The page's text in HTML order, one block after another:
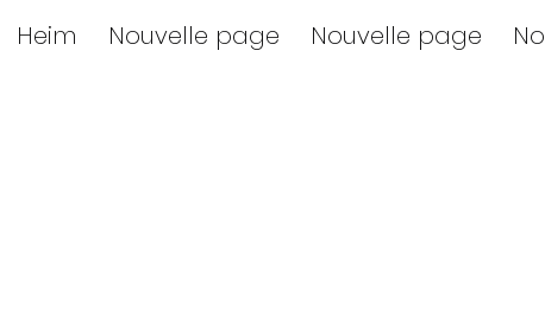
Heim Nouvelle page Nouvelle page